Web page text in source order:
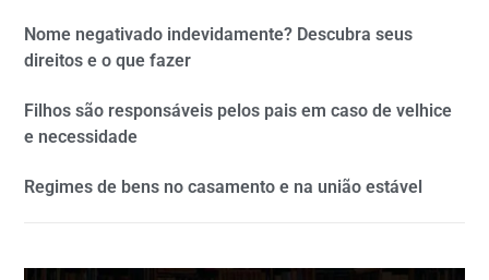
Nome negativado indevidamente? Descubra seus
direitos e o que fazer
Filhos são responsáveis pelos pais em caso de velhice
e necessidade
Regimes de bens no casamento e na união estável